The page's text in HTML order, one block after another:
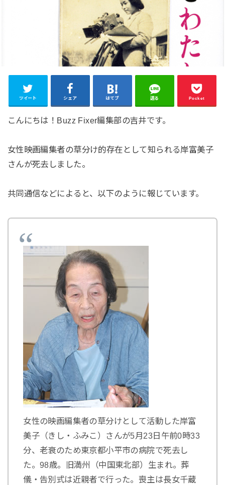
ツイート シェア はてブ 送る Pocket
こんにちは！Buzz Fixer編集部の吉井です。
女性映画編集者の草分け的存在として知られる岸富美子
さんが死去しました。
共同通信などによると、以下のように報じています。
女性の映画編集者の草分けとして活動した岸富
美子（きし・ふみこ）さんが5月23日午前0時33
分、老衰のため東京都小平市の病院で死去し
た。98歳。旧満州（中国東北部）生まれ。葬
儀・告別式は近親者で行った。喪主は長女千蔵